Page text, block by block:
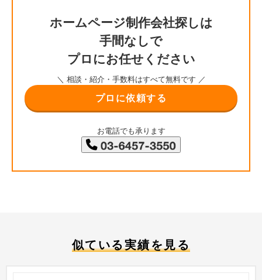
ホームページ制作会社探しは
手間なしで
プロにお任せください
＼ 相談・紹介・手数料はすべて無料です ／
プロに依頼する
お電話でも承ります
似ている実績を見る